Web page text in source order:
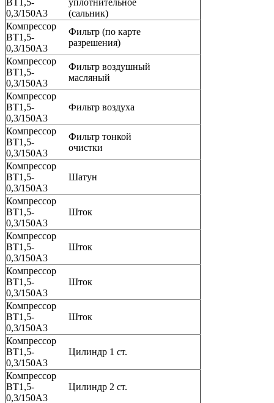
ВТ1,5-
0,3/150А3
уплотнительное
(сальник)
Компрессор
ВТ1,5-
0,3/150А3
Фильтр (по карте
разрешения)
Компрессор
ВТ1,5-
0,3/150А3
Фильтр воздушный
масляный
Компрессор
ВТ1,5-
0,3/150А3
Фильтр воздуха
Компрессор
ВТ1,5-
0,3/150А3
Фильтр тонкой
очистки
Компрессор
ВТ1,5-
0,3/150А3
Шатун
Компрессор
ВТ1,5-
0,3/150А3
Шток
Компрессор
ВТ1,5-
0,3/150А3
Шток
Компрессор
ВТ1,5-
0,3/150А3
Шток
Компрессор
ВТ1,5-
0,3/150А3
Шток
Компрессор
ВТ1,5-
0,3/150А3
Цилиндр 1 ст.
Компрессор
ВТ1,5-
0,3/150А3
Цилиндр 2 ст.